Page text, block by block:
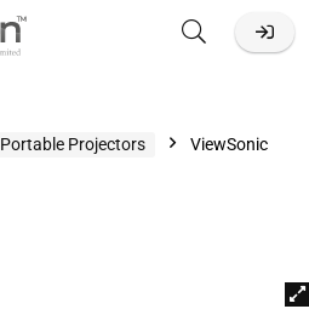
Portable Projectors
ViewSonic